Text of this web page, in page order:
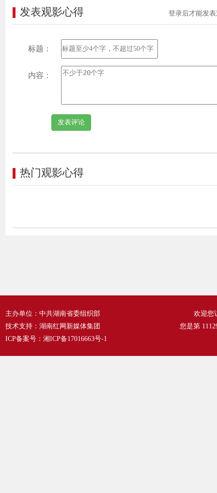
登录后才能发
发表观影心得
标题：
内容：
热门观影心得
主办单位：中共湖南省委组织部
技术支持：湖南红网新媒体集团
ICP备案号： 湘ICP备17016663号-1
欢迎您
您是第